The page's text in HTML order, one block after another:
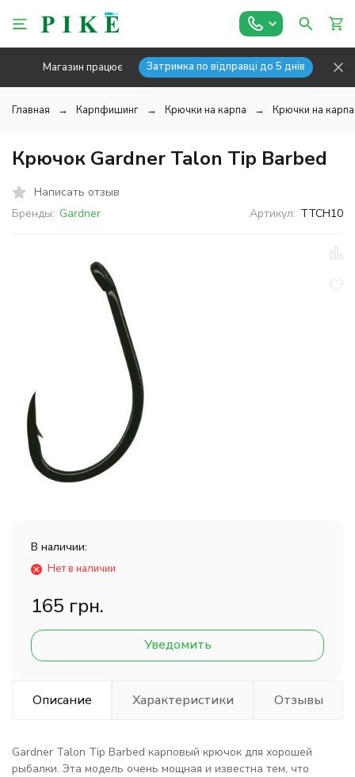
Магазин працює Затримка по відправці до 5 днів
Главная Карпфишинг Крючки на карпа Крючки на
Крючок Gardner Talon Tip Barbed
Написать отзыв
Бренды: Gardner Артикул: TTCH10
В наличии:
Нет в наличии
165 грн.
Уведомить
Описание Характеристики Отзывы
Gardner Talon Tip Barbed карповый крючок для хорошей
рыбалки. Эта модель очень мощная и известна тем, что